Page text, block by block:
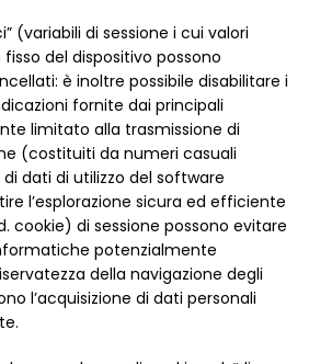
(variabili di sessione i cui valori
del dispositivo possono
è inoltre possibile disabilitare i
fornite dai principali
limitato alla trasmissione di
(costituiti da numeri casuali
dati di utilizzo del software
l’esplorazione sicura ed efficiente
cookie) di sessione possono evitare
potenzialmente
della navigazione degli
l’acquisizione di dati personali